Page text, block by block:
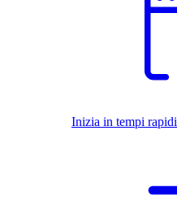
Inizia in tempi rapidi